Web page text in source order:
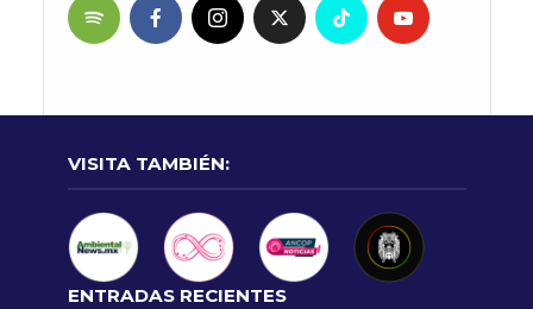
VISITA TAMBIÉN:
ENTRADAS RECIENTES